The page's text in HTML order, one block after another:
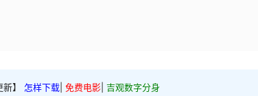
】 怎样下载 免费电影 吉观数字分身